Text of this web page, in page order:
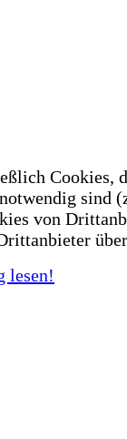
Cookies,
sind
von
lesen!